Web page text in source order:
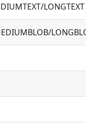
LONGTEXT
LONGBLOB